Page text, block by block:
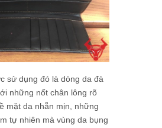
sử dụng đó là dòng da đà
những nốt chân lông rõ
mặt da nhẵn mịn, những
tự nhiên mà vùng da bụng